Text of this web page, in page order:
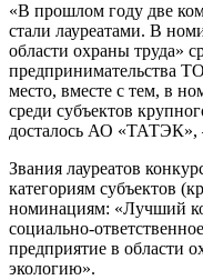
«В прошлом году две
стали лауреатами. В
области охраны труда»
предпринимательства
место, вместе с тем, в
среди субъектов
досталось АО «ТАТЭК»,
Звания лауреатов
категориям субъектов
номинациям: «Лучший
социально-
предприятие в области
экологию».